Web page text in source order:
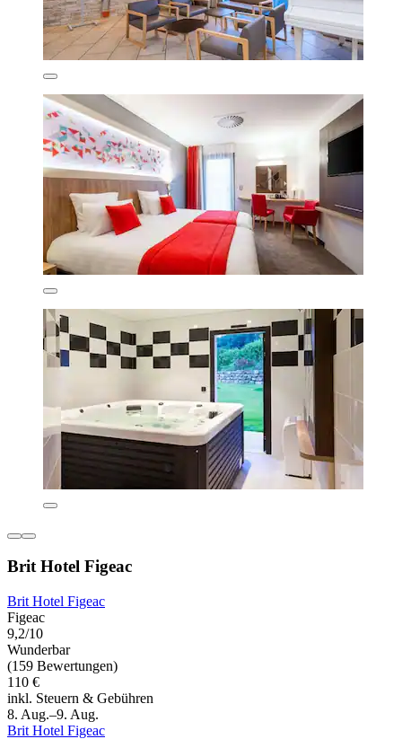
Brit Hotel Figeac
Brit Hotel Figeac
Figeac
9,2/10
Wunderbar
(159 Bewertungen)
110 €
inkl. Steuern & Gebühren
8. Aug.–9. Aug.
Brit Hotel Figeac